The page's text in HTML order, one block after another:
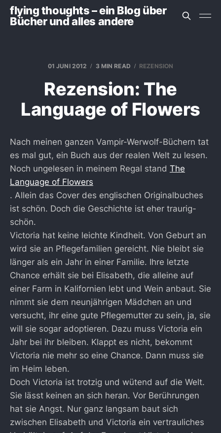
flying thoughts – ein Blog über
Bücher und alles andere
01 JUNI 2012 3 MIN READ REZENSION
Rezension: The
Language of Flowers
Nach meinen ganzen Vampir-Werwolf-Büchern tat
es mal gut, ein Buch aus der realen Welt zu lesen.
Noch ungelesen in meinem Regal stand The
Language of Flowers
. Allein das Cover des englischen Originalbuches
ist schön. Doch die Geschichte ist eher traurig-
schön.
Victoria hat keine leichte Kindheit. Von Geburt an
wird sie an Pflegefamilien gereicht. Nie bleibt sie
länger als ein Jahr in einer Familie. Ihre letzte
Chance erhält sie bei Elisabeth, die alleine auf
einer Farm in Kalifornien lebt und Wein anbaut. Sie
nimmt sie dem neunjährigen Mädchen an und
versucht, ihr eine gute Pflegemutter zu sein, ja, sie
will sie sogar adoptieren. Dazu muss Victoria ein
Jahr bei ihr bleiben. Klappt es nicht, bekommt
Victoria nie mehr so eine Chance. Dann muss sie
im Heim leben.
Doch Victoria ist trotzig und wütend auf die Welt.
Sie lässt keinen an sich heran. Vor Berührungen
hat sie Angst. Nur ganz langsam baut sich
zwischen Elisabeth und Victoria ein vertrauliches